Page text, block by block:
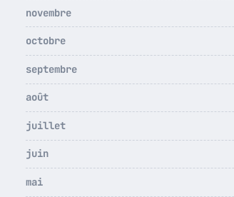
novembre
octobre
septembre
août
juillet
juin
mai